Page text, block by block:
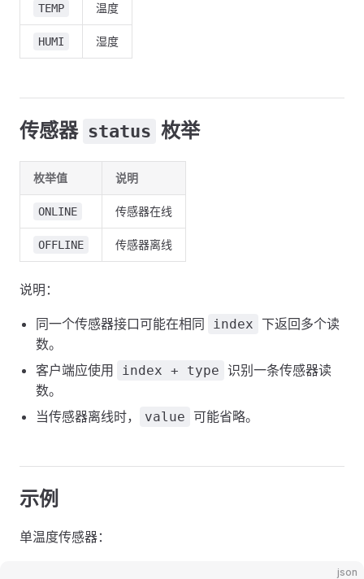
TEMP 温度
HUMI 湿度
传感器 status 枚举
枚举值 说明
ONLINE 传感器在线
OFFLINE 传感器离线
说明：
同一个传感器接口可能在相同 index 下返回多个读
数。
客户端应使用
index + type 识别一条传感器读
数。
当传感器离线时，
value 可能省略。
示例
单温度传感器：
json